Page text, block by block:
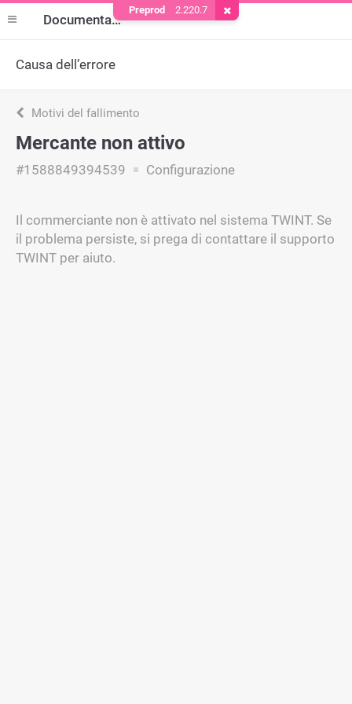
Documentazione
Causa dell’errore
Motivi del fallimento
Mercante non attivo
#1588849394539 Configurazione
Il commerciante non è attivato nel sistema TWINT. Se
il problema persiste, si prega di contattare il supporto
TWINT per aiuto.
Preprod 2.220.7 Rimuovere il cookie